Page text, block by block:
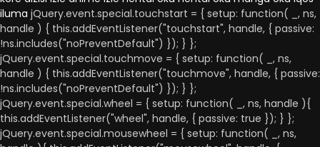
iluma jQuery.event.special.touchstart = { setup: function( _, ns,
handle ) { this.addEventListener("touchstart", handle, { passive:
!ns.includes("noPreventDefault") }); } };
jQuery.event.special.touchmove = { setup: function( _, ns,
handle ) { this.addEventListener("touchmove", handle, { passive:
!ns.includes("noPreventDefault") }); } };
jQuery.event.special.wheel = { setup: function( _, ns, handle ){
this.addEventListener("wheel", handle, { passive: true }); } };
jQuery.event.special.mousewheel = { setup: function( _, ns,